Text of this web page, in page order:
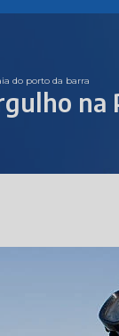
do porto da barra
na